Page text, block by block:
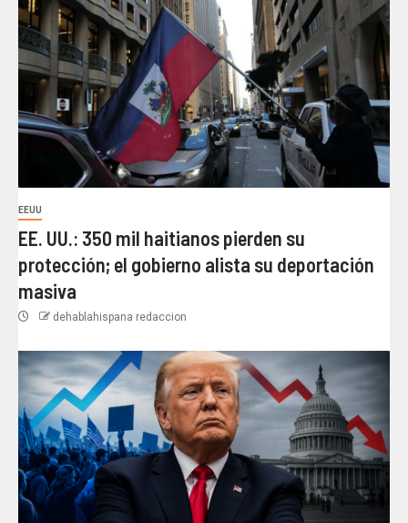
EEUU
EE. UU.: 350 mil haitianos pierden su
protección; el gobierno alista su deportación
masiva
dehablahispana redaccion